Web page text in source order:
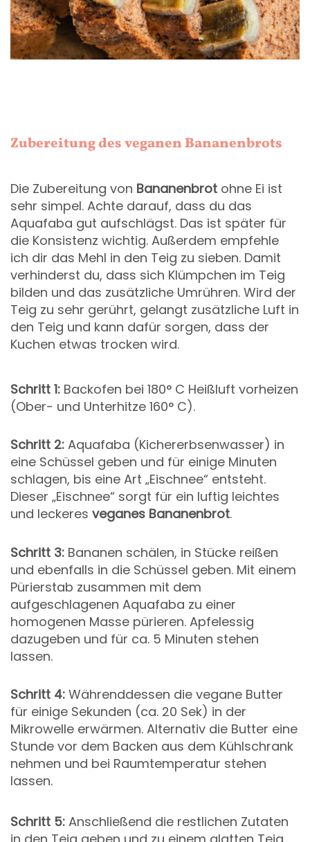
Zubereitung des veganen Bananenbrots
Die Zubereitung von Bananenbrot ohne Ei ist
sehr simpel. Achte darauf, dass du das
Aquafaba gut aufschlägst. Das ist später für
die Konsistenz wichtig. Außerdem empfehle
ich dir das Mehl in den Teig zu sieben. Damit
verhinderst du, dass sich Klümpchen im Teig
bilden und das zusätzliche Umrühren. Wird der
Teig zu sehr gerührt, gelangt zusätzliche Luft in
den Teig und kann dafür sorgen, dass der
Kuchen etwas trocken wird.
Schritt 1: Backofen bei 180° C Heißluft vorheizen
(Ober- und Unterhitze 160° C).
Schritt 2: Aquafaba (Kichererbsenwasser) in
eine Schüssel geben und für einige Minuten
schlagen, bis eine Art „Eischnee“ entsteht.
Dieser „Eischnee“ sorgt für ein luftig leichtes
und leckeres veganes Bananenbrot.
Schritt 3: Bananen schälen, in Stücke reißen
und ebenfalls in die Schüssel geben. Mit einem
Pürierstab zusammen mit dem
aufgeschlagenen Aquafaba zu einer
homogenen Masse pürieren. Apfelessig
dazugeben und für ca. 5 Minuten stehen
lassen.
Schritt 4: Währenddessen die vegane Butter
für einige Sekunden (ca. 20 Sek) in der
Mikrowelle erwärmen. Alternativ die Butter eine
Stunde vor dem Backen aus dem Kühlschrank
nehmen und bei Raumtemperatur stehen
lassen.
Schritt 5: Anschließend die restlichen Zutaten